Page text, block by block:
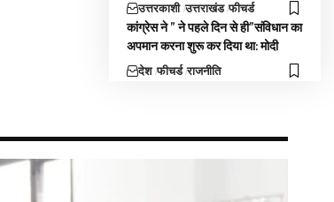
उत्तरकाशी उत्तराखंड फीचर्ड
कांग्रेस ने ” ने पहले दिन से ही”संविधान का
अपमान करना शुरू कर दिया था: मोदी
देश फीचर्ड राजनीति